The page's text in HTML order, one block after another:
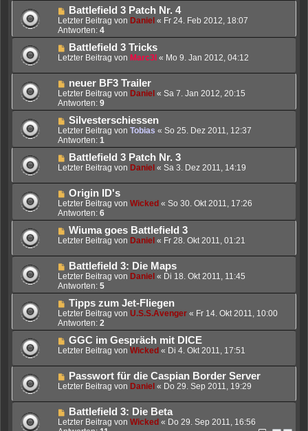
Battlefield 3 Patch Nr. 4
Letzter Beitrag von Daniel « Fr 24. Feb 2012, 18:07
Antworten: 4
Battlefield 3 Tricks
Letzter Beitrag von Marc3l « Mo 9. Jan 2012, 04:12
neuer BF3 Trailer
Letzter Beitrag von Daniel « Sa 7. Jan 2012, 20:15
Antworten: 9
Silvesterschiessen
Letzter Beitrag von Tobias « So 25. Dez 2011, 12:37
Antworten: 1
Battlefield 3 Patch Nr. 3
Letzter Beitrag von Daniel « Sa 3. Dez 2011, 14:19
Origin ID's
Letzter Beitrag von Wicked « So 30. Okt 2011, 17:26
Antworten: 6
Wiuma goes Battlefield 3
Letzter Beitrag von Daniel « Fr 28. Okt 2011, 01:21
Battlefield 3: Die Maps
Letzter Beitrag von Daniel « Di 18. Okt 2011, 11:45
Antworten: 5
Tipps zum Jet-Fliegen
Letzter Beitrag von U.S.S.Avenger « Fr 14. Okt 2011, 10:00
Antworten: 2
GGC im Gespräch mit DICE
Letzter Beitrag von Wicked « Di 4. Okt 2011, 17:51
Passwort für die Caspian Border Server
Letzter Beitrag von Daniel « Do 29. Sep 2011, 19:29
Battlefield 3: Die Beta
Letzter Beitrag von Wicked « Do 29. Sep 2011, 16:56